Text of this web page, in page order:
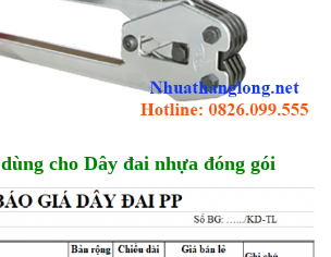
cho Dây đai nhựa đóng gói